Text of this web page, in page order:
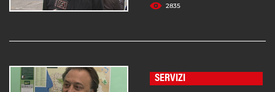
2835
SERVIZI